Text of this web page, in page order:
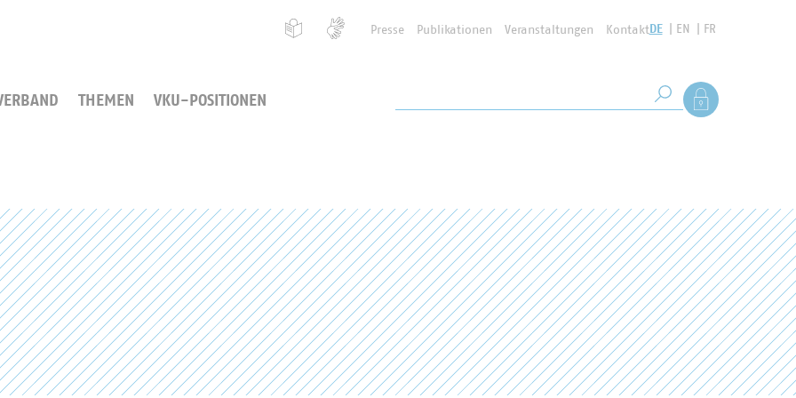
Presse Publikationen Veranstaltungen KontaktDE EN FR
THEMEN VKU-POSITIONEN Suche starten
Als Mitglied